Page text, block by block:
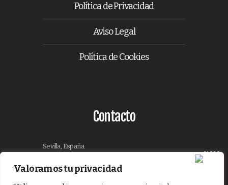
Valoramos tu privacidad
Política de Privacidad
Aviso Legal
Política de Cookies
Contacto
Sevilla, España.